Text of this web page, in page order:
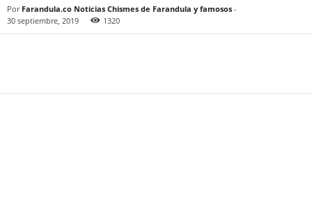
Por Farandula.co Noticias Chismes de Farandula y famosos -
30 septiembre, 2019
1320